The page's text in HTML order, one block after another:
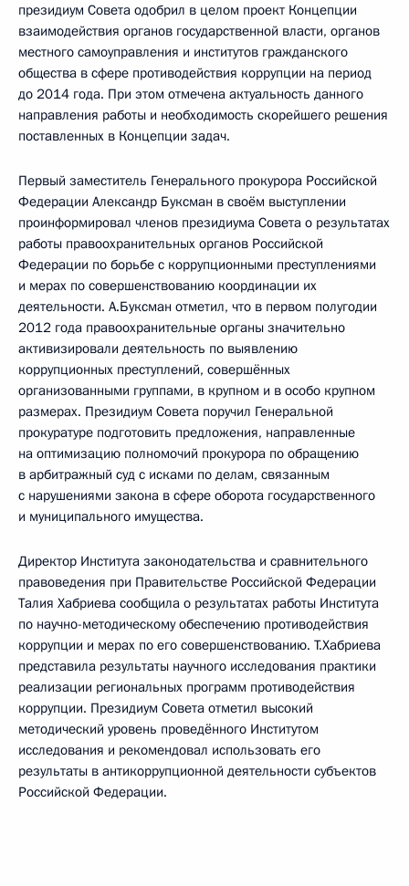
президиум Совета одобрил в целом проект Концепции
взаимодействия органов государственной власти, органов
местного самоуправления и институтов гражданского
общества в сфере противодействия коррупции на период
до 2014 года. При этом отмечена актуальность данного
направления работы и необходимость скорейшего решения
поставленных в Концепции задач.
Первый заместитель Генерального прокурора Российской
Федерации Александр Буксман в своём выступлении
проинформировал членов президиума Совета о результатах
работы правоохранительных органов Российской
Федерации по борьбе с коррупционными преступлениями
и мерах по совершенствованию координации их
деятельности. А.Буксман отметил, что в первом полугодии
2012 года правоохранительные органы значительно
активизировали деятельность по выявлению
коррупционных преступлений, совершённых
организованными группами, в крупном и в особо крупном
размерах. Президиум Совета поручил Генеральной
прокуратуре подготовить предложения, направленные
на оптимизацию полномочий прокурора по обращению
в арбитражный суд с исками по делам, связанным
с нарушениями закона в сфере оборота государственного
и муниципального имущества.
Директор Института законодательства и сравнительного
правоведения при Правительстве Российской Федерации
Талия Хабриева сообщила о результатах работы Института
по научно-методическому обеспечению противодействия
коррупции и мерах по его совершенствованию. Т.Хабриева
представила результаты научного исследования практики
реализации региональных программ противодействия
коррупции. Президиум Совета отметил высокий
методический уровень проведённого Институтом
исследования и рекомендовал использовать его
результаты в антикоррупционной деятельности субъектов
Российской Федерации.